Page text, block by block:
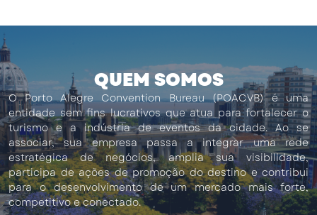
QUEM SOMOS
O Porto Alegre Convention Bureau (POACVB) é uma
entidade sem fins lucrativos que atua para fortalecer o
turismo e a indústria de eventos da cidade. Ao se
associar, sua empresa passa a integrar uma rede
estratégica de negócios, amplia sua visibilidade,
participa de ações de promoção do destino e contribui
para o desenvolvimento de um mercado mais forte,
competitivo e conectado.